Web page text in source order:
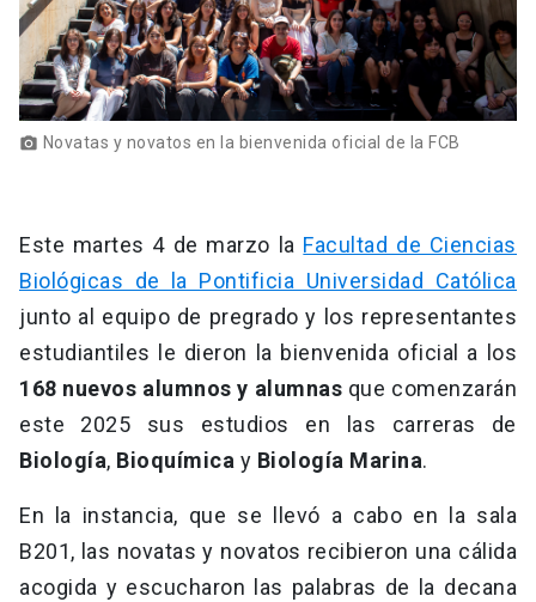
photo_camera Novatas y novatos en la bienvenida oficial de la FCB
Este martes 4 de marzo la Facultad de Ciencias
Biológicas de la Pontificia Universidad Católica
junto al equipo de pregrado y los representantes
estudiantiles le dieron la bienvenida oficial a los
168 nuevos alumnos y alumnas que comenzarán
este 2025 sus estudios en las carreras de
Biología, Bioquímica y Biología Marina.
En la instancia, que se llevó a cabo en la sala
B201, las novatas y novatos recibieron una cálida
acogida y escucharon las palabras de la decana